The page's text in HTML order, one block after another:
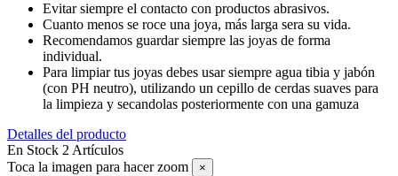
Evitar siempre el contacto con productos abrasivos.
Cuanto menos se roce una joya, más larga sera su vida.
Recomendamos guardar siempre las joyas de forma
individual.
Para limpiar tus joyas debes usar siempre agua tibia y jabón
(con PH neutro), utilizando un cepillo de cerdas suaves para
la limpieza y secandolas posteriormente con una gamuza
Detalles del producto
En Stock 2 Artículos
Toca la imagen para hacer zoom
×